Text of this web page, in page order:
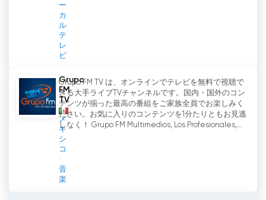
ー
カ
ル
テ
レ
ビ
Grupo
FM
TV
メ
キ
シ
コ
音
楽
Grupo FM TV は、オンラインでテレビを無料で視聴で
きる大手ライブTVチャンネルです。国内・国外のコン
テンツが揃った最高の番組をご家族全員でお楽しみく
ださい。お気に入りのコンテンツを1分たりともお見逃
しなく！ Grupo FM Multimedios, Los Profesionales,...